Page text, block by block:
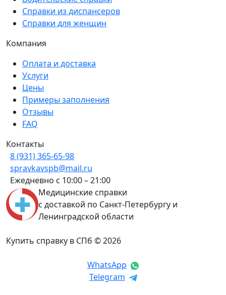
Медицинские справки
с доставкой по Санкт-Петербургу и
Ленинградской области
Купить справку в СПб © 2026
WhatsApp
Telegram
Справки из диспансеров
Справки для женщин
Компания
Оплата и доставка
Услуги
Цены
Примеры заполнения
Отзывы
FAQ
Контакты
8 (931) 365-65-98
spravkavspb@mail.ru
Ежедневно с 10:00 – 21:00